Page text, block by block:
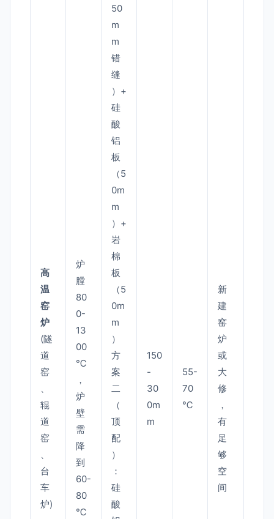
高
温
窑
炉
(隧
道
窑
、
辊
道
窑
、
台
车
炉)
炉
膛
80
0-
13
00
℃
，
炉
壁
需
降
到
60-
80
℃
50
m
m
错
缝
）+
硅
酸
铝
板
（5
0m
m
）+
岩
棉
板
（5
0m
m
）
方
案
二
（
顶
配
）
：
硅
酸
150
-
30
0m
m
55-
70
℃
新
建
窑
炉
或
大
修
，
有
足
够
空
间